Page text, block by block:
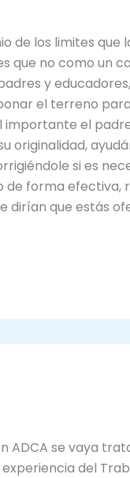
de los limites que
que no como un
y
el terreno
el
originalidad,
si es
de forma efectiva,
dirían que estás
ADCA se vaya
del